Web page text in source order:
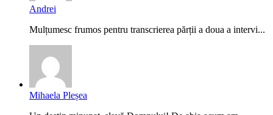
Andrei
Mulțumesc frumos pentru transcrierea părții a doua a intervi...
Mihaela Pleșea